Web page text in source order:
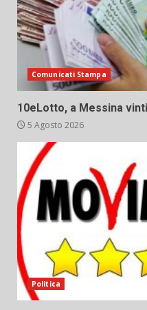
Comunicati Stampa
10eLotto, a Messina
5 Agosto 2026
Politica